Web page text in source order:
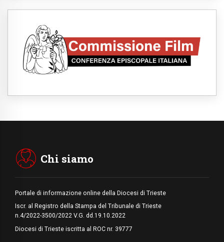
08.08.2026
Arabia Saudita, Turchia e Pakistan
stringono una nuova alleanza militare in
Medio Oriente
all'unità in mezzo alle sfide del Paese
diventa diocesi
Chi siamo
Portale di informazione online della Diocesi di Trieste
Iscr. al Registro della Stampa del Tribunale di Trieste
n.4/2022-3500/2022 V.G. dd.19.10.2022
Diocesi di Trieste iscritta al ROC nr. 39777